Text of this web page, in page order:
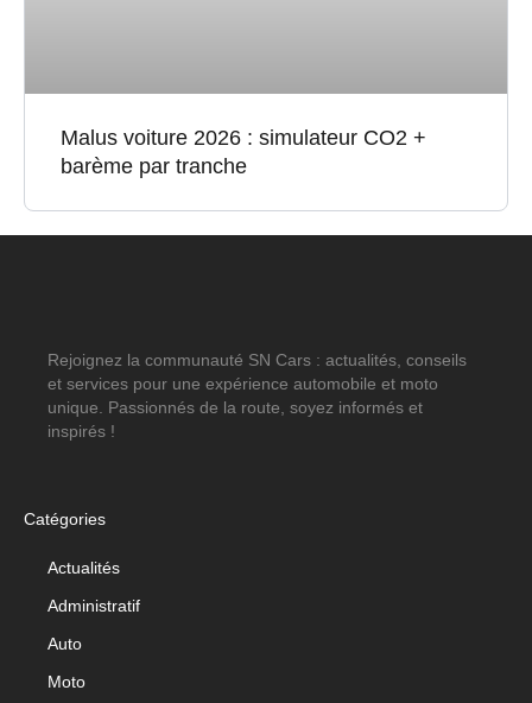
Malus voiture 2026 : simulateur CO2 +
barème par tranche
Rejoignez la communauté SN Cars : actualités, conseils
et services pour une expérience automobile et moto
unique. Passionnés de la route, soyez informés et
inspirés !
Catégories
Actualités
Administratif
Auto
Moto